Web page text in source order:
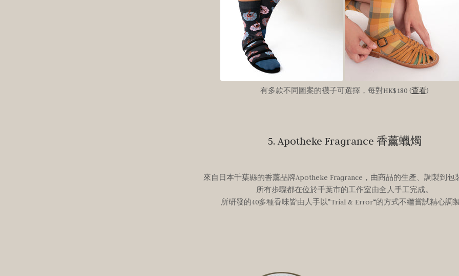
有多款不同圖案的襪子可選擇，每對HK$180 (查看)
5. Apotheke Fragrance 香薰蠟燭
來自日本千葉縣的香薰品牌Apotheke Fragrance，由商品的生產、調製到包
所有步驟都在位於千葉市的工作室由全人手工完成。
所研發的40多種香味皆由人手以”Trial & Error“的方式不繼嘗試精心調